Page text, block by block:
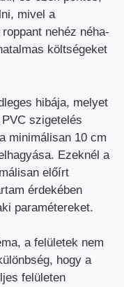
mivel a
nehéz néha-
költségeket
hibája, melyet
szigetelés
minimálisan 10 cm
Ezeknél a
előírt
érdekében
paramétereket.
a felületek nem
hogy a
felületen